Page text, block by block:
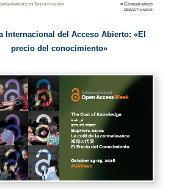
inSin categoría ≈Comentarios
desactivadosen
Internacional del Acceso Abierto: «El
precio del conocimiento»